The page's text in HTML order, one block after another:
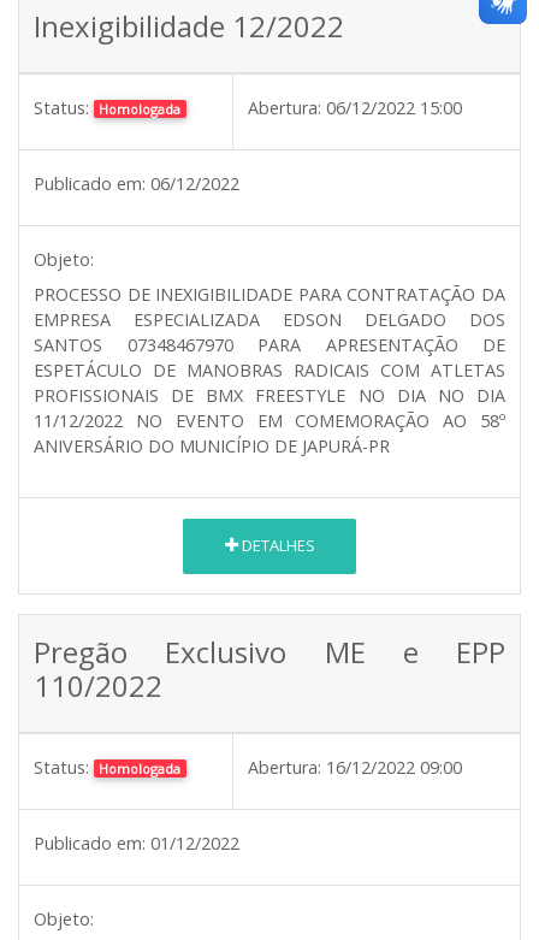
Inexigibilidade 12/2022
Status: Homologada Abertura: 06/12/2022 15:00
Publicado em: 06/12/2022
Objeto:
PROCESSO DE INEXIGIBILIDADE PARA CONTRATAÇÃO DA
EMPRESA ESPECIALIZADA EDSON DELGADO DOS
SANTOS 07348467970 PARA APRESENTAÇÃO DE
ESPETÁCULO DE MANOBRAS RADICAIS COM ATLETAS
PROFISSIONAIS DE BMX FREESTYLE NO DIA NO DIA
11/12/2022 NO EVENTO EM COMEMORAÇÃO AO 58º
ANIVERSÁRIO DO MUNICÍPIO DE JAPURÁ-PR
DETALHES
Pregão Exclusivo ME e EPP
110/2022
Status: Homologada Abertura: 16/12/2022 09:00
Publicado em: 01/12/2022
Objeto: